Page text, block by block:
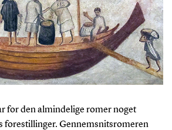
for den almindelige romer noget
forestillinger. Gennemsnitsromeren